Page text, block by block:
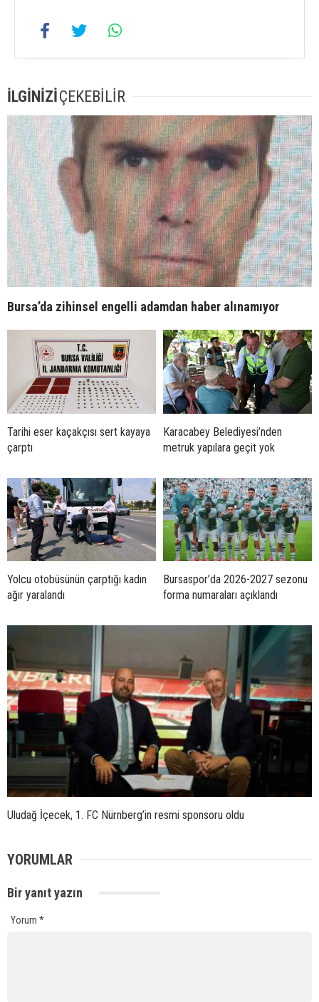
İLGİNİZİÇEKEBİLİR
Bursa’da zihinsel engelli adamdan haber alınamıyor
Tarihi eser kaçakçısı sert kayaya
çarptı
Karacabey Belediyesi’nden
metruk yapılara geçit yok
Yolcu otobüsünün çarptığı kadın
ağır yaralandı
Bursaspor’da 2026-2027 sezonu
forma numaraları açıklandı
Uludağ İçecek, 1. FC Nürnberg’in resmi sponsoru oldu
YORUMLAR
Bir yanıt yazın
Yorum *